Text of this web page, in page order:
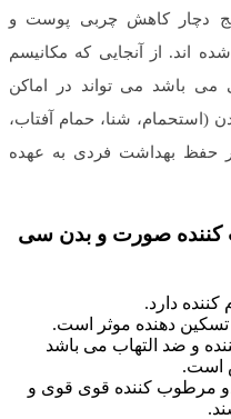
دچار کاهش چربی پوست و
از آنجایی که مکانیسم
باشد می تواند در اماکن
شنا، حمام آفتاب،
حفظ بهداشت فردی به عهده
کننده صورت و بدن سی
دارد.
دهنده موثر است.
و ضد التهاب می باشد
است.
دو مرطوب کننده قوی قوی و